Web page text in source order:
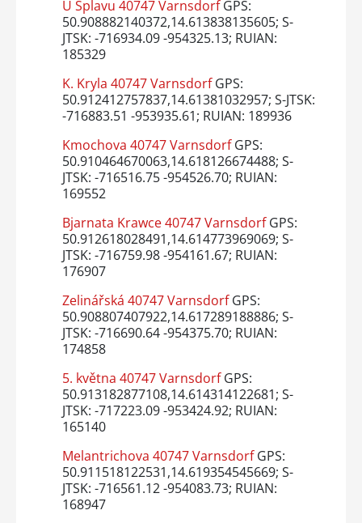
U Splavu 40747 VarnsdorfGPS:
50.908882140372,14.613838135605; S-
JTSK: -716934.09 -954325.13; RUIAN:
185329
K. Kryla 40747 VarnsdorfGPS:
50.912412757837,14.61381032957; S-JTSK:
-716883.51 -953935.61; RUIAN: 189936
Kmochova 40747 VarnsdorfGPS:
50.910464670063,14.618126674488; S-
JTSK: -716516.75 -954526.70; RUIAN:
169552
Bjarnata Krawce 40747 VarnsdorfGPS:
50.912618028491,14.614773969069; S-
JTSK: -716759.98 -954161.67; RUIAN:
176907
Zelinářská 40747 VarnsdorfGPS:
50.908807407922,14.617289188886; S-
JTSK: -716690.64 -954375.70; RUIAN:
174858
5. května 40747 VarnsdorfGPS:
50.913182877108,14.614314122681; S-
JTSK: -717223.09 -953424.92; RUIAN:
165140
Melantrichova 40747 VarnsdorfGPS:
50.911518122531,14.619354545669; S-
JTSK: -716561.12 -954083.73; RUIAN:
168947